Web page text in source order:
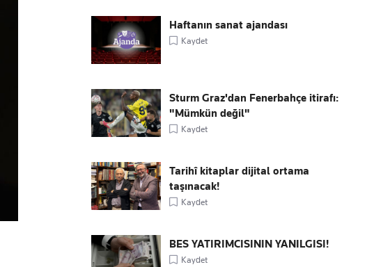
Haftanın sanat ajandası
Kaydet
Sturm Graz'dan Fenerbahçe itirafı:
"Mümkün değil"
Kaydet
Tarihî kitaplar dijital ortama
taşınacak!
Kaydet
BES YATIRIMCISININ YANILGISI!
Kaydet